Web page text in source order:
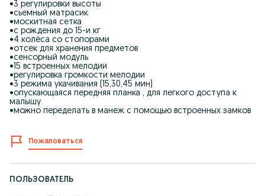
•3 регулировки высоты
•сьемный матрасик
•москитная сетка
•с рождения до 15-и кг
•4 колёса со стопорами
•отсек для хранения предметов
•сенсорный модуль
•15 встроенных мелодии
•регулировка громкости мелодии
•3 режима укачивания (15,30,45 мин)
•опускающаяся передняя планка , для легкого доступа к
малышу
•можно переделать в манеж с помощью встроенных замков
Пожаловаться
ПОЛЬЗОВАТЕЛЬ